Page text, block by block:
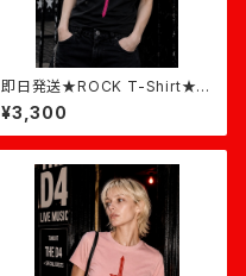
即日発送★ROCK T-Shirt★黒
×ピンク
¥3,300